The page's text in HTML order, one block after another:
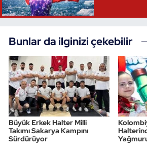
Bunlar da ilginizi çekebilir
Büyük Erkek Halter Milli
Takımı Sakarya Kampını
Sürdürüyor
Tenis
Voleybol
Vücut Geliştirme Fitness
Wushu Kungfu
Yelken